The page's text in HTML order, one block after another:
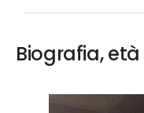
Biografia,